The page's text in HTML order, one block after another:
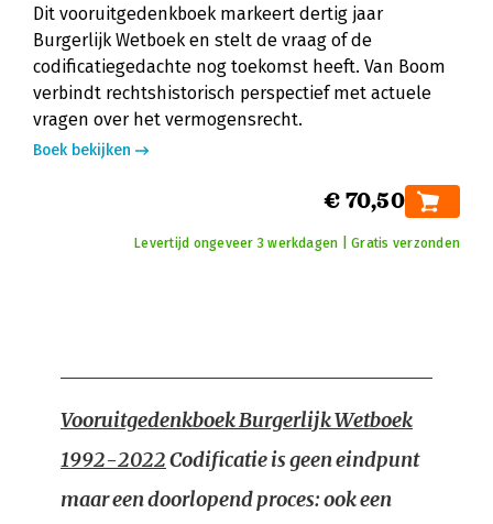
Dit vooruitgedenkboek markeert dertig jaar
Burgerlijk Wetboek en stelt de vraag of de
codificatiegedachte nog toekomst heeft. Van Boom
verbindt rechtshistorisch perspectief met actuele
vragen over het vermogensrecht.
Boek bekijken
€ 70,50
Levertijd ongeveer 3 werkdagen | Gratis verzonden
Vooruitgedenkboek Burgerlijk Wetboek
1992-2022Codificatie is geen eindpunt
maar een doorlopend proces: ook een